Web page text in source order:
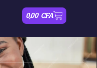
0,00 CFA